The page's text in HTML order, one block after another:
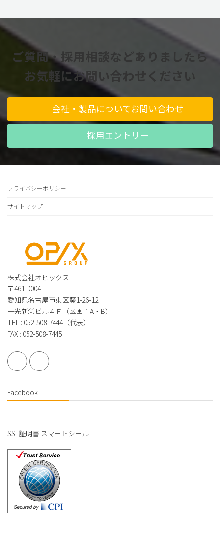
ご質問・採用相談などありましたら
お気軽にお問い合わせください
会社・製品についてお問い合わせ
採用エントリー
プライバシーポリシー
サイトマップ
株式会社オピックス
〒461-0004
愛知県名古屋市東区葵1-26-12
一光新栄ビル４Ｆ（区画：A・B）
TEL : 052-508-7444（代表）
FAX : 052-508-7445
Facebook
SSL証明書 スマートシール